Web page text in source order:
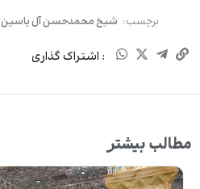
برچسب: شیخ محمدحسن آل یاسین
: اشتراک گذاری
مطالب بیشتر